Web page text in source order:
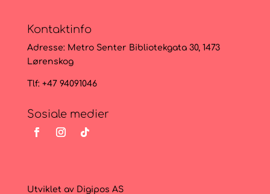
Kontaktinfo
Adresse: Metro Senter Bibliotekgata 30, 1473
Lørenskog
Tlf: +47 94091046
Sosiale medier
Utviklet av Digipos AS